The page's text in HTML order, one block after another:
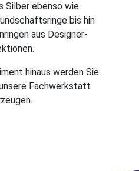
Silber ebenso wie
bis hin
aus Designer-
hinaus werden Sie
Fachwerkstatt